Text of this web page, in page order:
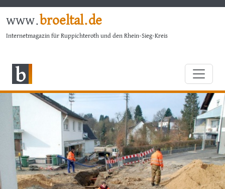
www.broeltal.de
Internetmagazin für Ruppichteroth und den Rhein-Sieg-Kreis